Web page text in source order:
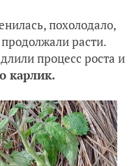
похолодало,
продолжали расти.
процесс роста и
карлик.